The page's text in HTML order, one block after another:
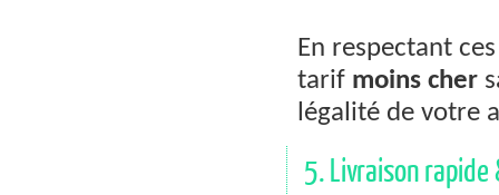
En respectant
tarif moins cher
légalité de votre
5. Livraison